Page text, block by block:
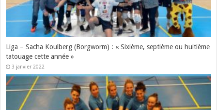
Liga – Sacha Koulberg (Borgworm) : « Sixième, septième ou huitième
tatouage cette année »
3 janvier 2022